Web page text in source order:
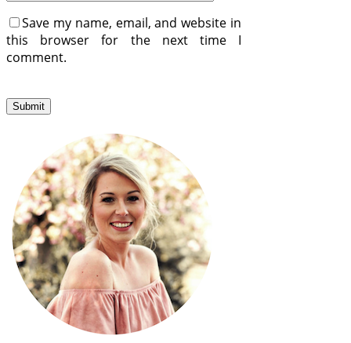
Save my name, email, and website in
this browser for the next time I
comment.